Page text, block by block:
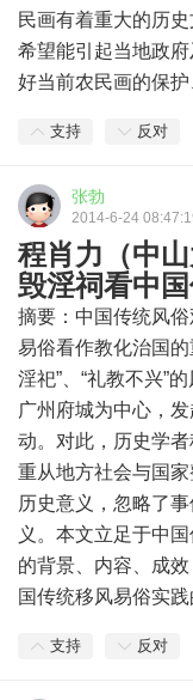
民画有着重大的历
希望能引起当地政
好当前农民画的保护
支持 反对
张勃
2014-6-24
程肖力（中
毁淫祠看中
摘要：中国传统风
易俗看作教化治国
淫祀”、“礼教不兴”
广州府城为中心，
动。对此，历史学
重从地方社会与国
历史意义，忽略了
义。本文立足于中
的背景、内容、成
国传统移风易俗实
支持 反对